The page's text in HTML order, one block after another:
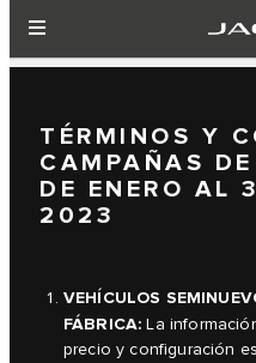
TÉRMINOS Y
CAMPAÑAS
DE ENERO AL
2023
VEHÍCULOS
FÁBRICA: La
precio y configuración